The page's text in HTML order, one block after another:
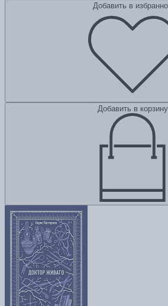
Добавить в
Добавить в корзину